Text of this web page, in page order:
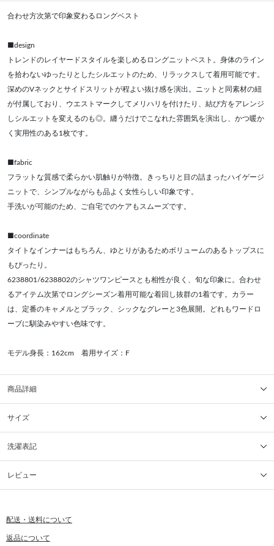
合わせ方次第で印象変わるロングベスト
■design
トレンドのレイヤードスタイルを楽しめるロングニットベスト。身体のライン
を拾わないゆったりとしたシルエットのため、リラックスして着用可能です。
深めのVネックとサイドスリットが程よい抜け感を演出。ニットと同素材の紐
が付属しており、ウエストマークしてメリハリを付けたり、結び方をアレンジ
しシルエットを変えるのも◎。纏うだけでこなれた雰囲気を演出し、かつ暖か
く実用性のある1枚です。
■fabric
フラットな質感で柔らかい肌触りが特徴。きっちりと目の詰まったハイゲージ
ニットで、シンプルながらも品よく女性らしい印象です。
手洗いが可能のため、ご自宅でのケアもスムーズです。
■coordinate
タイトなインナーはもちろん、ゆとりがあるためボリュームのあるトップスに
もぴったり。
6238801/6238802のシャツワンピースとも相性が良く、旬な印象に。合わせ
るアイテム次第でロングシーズン着用可能な着回し抜群の1着です。カラー
は、定番のキャメルとブラック、シックなグレーと3色展開。どれもワードロ
ーブに馴染みやすい色味です。
モデル身長：162cm 着用サイズ：F
商品詳細
サイズ
洗濯表記
レビュー
配送・送料について
返品について